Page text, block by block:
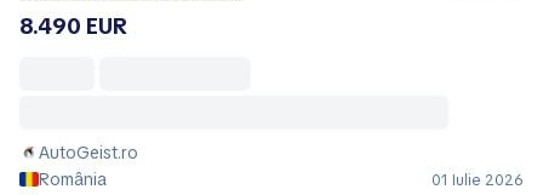
8.490 EUR
AutoGeist.ro
România
01 Iulie 2026